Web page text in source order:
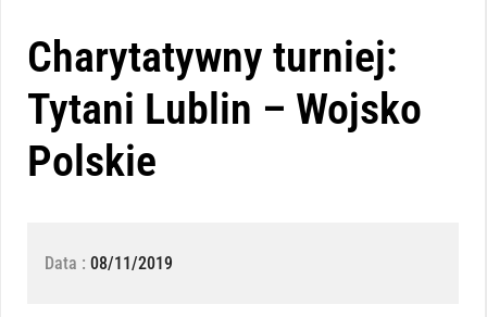
Charytatywny turniej:
Tytani Lublin – Wojsko
Polskie
Data : 08/11/2019